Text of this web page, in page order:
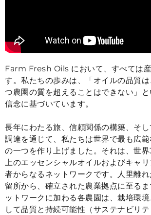
Farm Fresh Oils において、すべては
す。私たちの歩みは、「オイルの品質
つ農園の質を超えることはできない」
信念に基づいています。
長年にわたる旅、信頼関係の構築、そ
調達を通じて、私たちは世界で最も広
の一つを作り上げました。それは、世
上のエッセンシャルオイルおよびキャ
者からなるネットワークです。人里離
留所から、確立された農業拠点に至る
ットワークに加わる各農園は、栽培環
して品質と持続可能性（サステナビリ